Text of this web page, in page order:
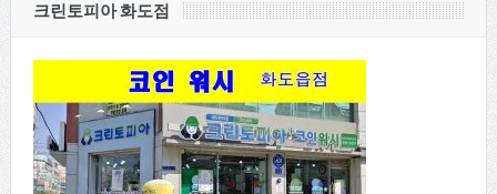
크린토피아 화도점